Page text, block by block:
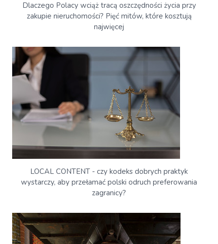
Dlaczego Polacy wciąż tracą oszczędności życia przy
zakupie nieruchomości? Pięć mitów, które kosztują
najwięcej
LOCAL CONTENT - czy kodeks dobrych praktyk
wystarczy, aby przełamać polski odruch preferowania
zagranicy?